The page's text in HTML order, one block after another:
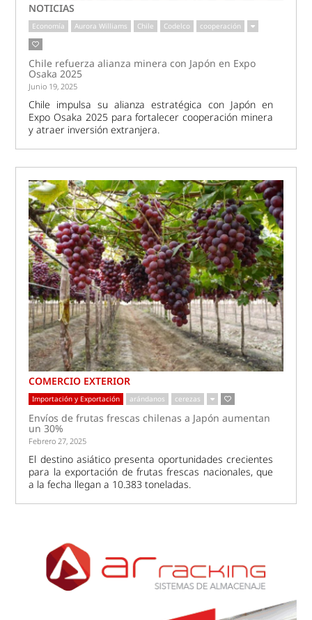
NOTICIAS
Economía Aurora Williams Chile Codelco cooperación
Chile refuerza alianza minera con Japón en Expo
Osaka 2025
Junio 19, 2025
Chile impulsa su alianza estratégica con Japón en
Expo Osaka 2025 para fortalecer cooperación minera
y atraer inversión extranjera.
COMERCIO EXTERIOR
Importación y Exportación arándanos cerezas
Envíos de frutas frescas chilenas a Japón aumentan
un 30%
Febrero 27, 2025
El destino asiático presenta oportunidades crecientes
para la exportación de frutas frescas nacionales, que
a la fecha llegan a 10.383 toneladas.